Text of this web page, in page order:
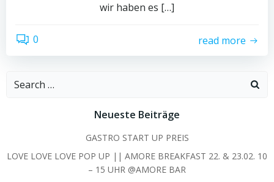
wir haben es […]
0 read more
Search
Neueste Beiträge
GASTRO START UP PREIS
LOVE LOVE LOVE POP UP || AMORE BREAKFAST 22. & 23.02. 10
– 15 UHR @AMORE BAR